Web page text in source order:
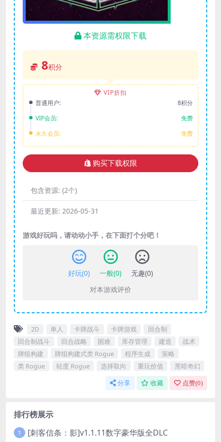
本资源需权限下载
8积分
VIP折扣
普通用户:
8积分
VIP会员:
免费
永久会员:
免费
购买下载权限
包含资源: (2个)
最近更新: 2026-05-31
游戏好玩吗，请动动小手，在下面打个分吧！
好玩(0) 一般(0) 无趣(0)
对本游戏评价
2D 单人 卡牌战斗 卡牌游戏
回合制
回合制战斗
回合战略 困难 库存管理 建造
战术
牌组构建
牌组构建式类 Rogue 程序生成
策略
类 Rogue
轻度 Rogue 选择取向 重玩价值 黑暗奇幻
分享 收藏 点赞(0)
排行榜展示
1 [刺客信条：影]v1.1.11数字豪华版全DLC